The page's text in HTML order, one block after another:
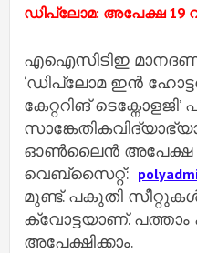
ഡിപ്ലോമ: അപേക്ഷ 19
എഐസിടിഇ
‘ഡിപ്ലോമ ഇൻ
കേറ്ററിങ്
ഓൺലൈൻ അപേക്ഷ
വെബ്സൈറ്റ്:
മുണ്ട്. പകുതി
ക്വോട്ടയാണ്. പത്താം
അപേക്ഷിക്കാം.